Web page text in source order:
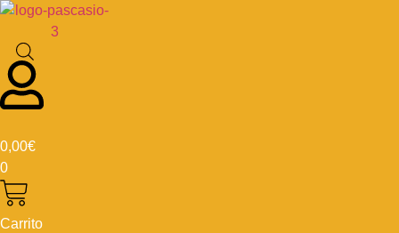
0,00€
0
Carrito